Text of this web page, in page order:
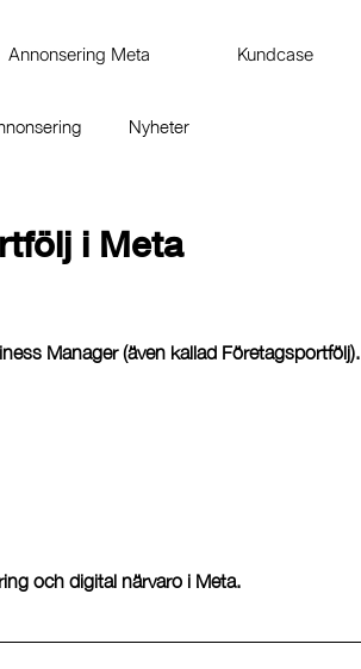
Annonsering Meta Kundcase
Nyheter
i Meta
Manager (även kallad Företagsportfölj).
och digital närvaro i Meta.